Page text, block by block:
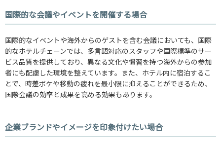
国際的な会議やイベントを開催する場合
国際的なイベントや海外からのゲストを含む会議においても、国際
的なホテルチェーンでは、多言語対応のスタッフや国際標準のサー
ビス品質を提供しており、異なる文化や慣習を持つ海外からの参加
者にも配慮した環境を整えています。また、ホテル内に宿泊するこ
とで、時差ボケや移動の疲れを最小限に抑えることができるため、
国際会議の効率と成果を高める効果もあります。
企業ブランドやイメージを印象付けたい場合